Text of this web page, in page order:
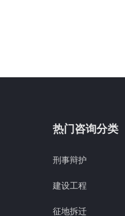
热门咨询分类
刑事辩护
建设工程
征地拆迁